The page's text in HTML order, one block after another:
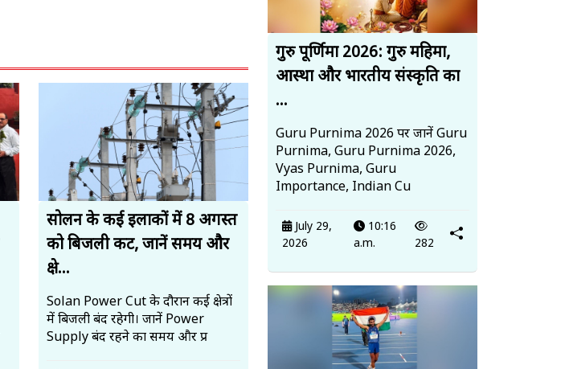
सोलन के कई इलाकों में 8 अगस्त
को बिजली कट, जानें समय और
क्षे...
Solan Power Cut के दौरान कई क्षेत्रों
में बिजली बंद रहेगी। जानें Power
Supply बंद रहने का समय और प्र
गुरु पूर्णिमा 2026: गुरु महिमा,
आस्था और भारतीय संस्कृति का
...
Guru Purnima 2026 पर जानें Guru
Purnima, Guru Purnima 2026,
Vyas Purnima, Guru
Importance, Indian Cu
July 29,
2026
10:16
a.m.
282